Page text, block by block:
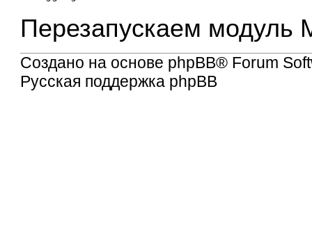
Перезапускаем модуль
Создано на основе phpBB® Forum
Русская поддержка phpBB